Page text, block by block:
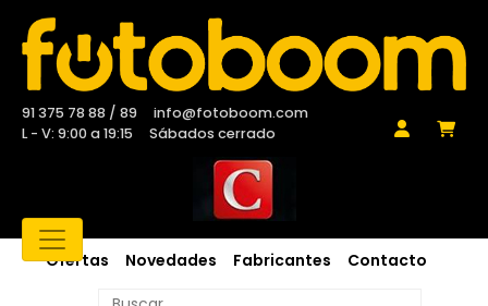
91 375 78 88 / 89
info@fotoboom.com
L - V: 9:00 a 19:15
Sábados cerrado
Ofertas Novedades Fabricantes Contacto